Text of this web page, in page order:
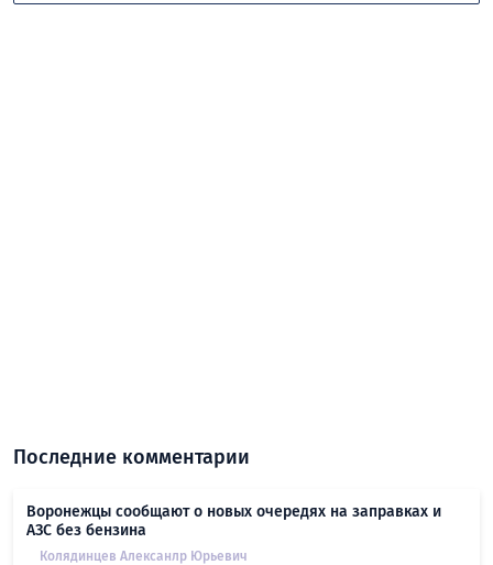
Последние комментарии
Воронежцы сообщают о новых очередях на заправках и
АЗС без бензина
Колядинцев Алексанлр Юрьевич